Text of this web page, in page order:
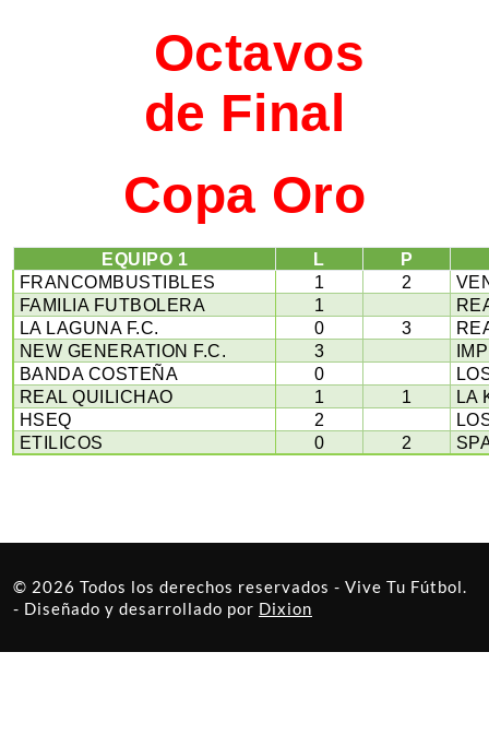
Octavos
de Final
Copa Oro
EQUIPO 1 L
P
FRANCOMBUSTIBLES
1 2
FAMILIA FUTBOLERA
1
LA LAGUNA F.C.
0 3
NEW GENERATION F.C.
3
BANDA COSTEÑA
0
REAL QUILICHAO
1 1
LA
HSEQ
2
ETILICOS
0 2
© 2026 Todos los derechos reservados - Vive Tu Fútbol.
- Diseñado y desarrollado por Dixion